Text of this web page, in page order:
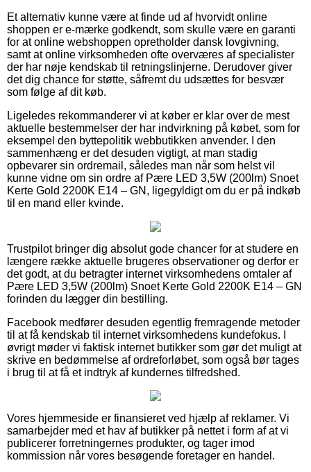
Et alternativ kunne være at finde ud af hvorvidt online
shoppen er e-mærke godkendt, som skulle være en garanti
for at online webshoppen opretholder dansk lovgivning,
samt at online virksomheden ofte overværes af specialister
der har nøje kendskab til retningslinjerne. Derudover giver
det dig chance for støtte, såfremt du udsættes for besvær
som følge af dit køb.
Ligeledes rekommanderer vi at køber er klar over de mest
aktuelle bestemmelser der har indvirkning på købet, som for
eksempel den byttepolitik webbutikken anvender. I den
sammenhæng er det desuden vigtigt, at man stadig
opbevarer sin ordremail, således man når som helst vil
kunne vidne om sin ordre af Pære LED 3,5W (200lm) Snoet
Kerte Gold 2200K E14 – GN, ligegyldigt om du er på indkøb
til en mand eller kvinde.
Trustpilot bringer dig absolut gode chancer for at studere en
længere række aktuelle brugeres observationer og derfor er
det godt, at du betragter internet virksomhedens omtaler af
Pære LED 3,5W (200lm) Snoet Kerte Gold 2200K E14 – GN
forinden du lægger din bestilling.
Facebook medfører desuden egentlig fremragende metoder
til at få kendskab til internet virksomhedens kundefokus. I
øvrigt møder vi faktisk internet butikker som gør det muligt at
skrive en bedømmelse af ordreforløbet, som også bør tages
i brug til at få et indtryk af kundernes tilfredshed.
Vores hjemmeside er finansieret ved hjælp af reklamer. Vi
samarbejder med et hav af butikker på nettet i form af at vi
publicerer forretningernes produkter, og tager imod
kommission når vores besøgende foretager en handel.